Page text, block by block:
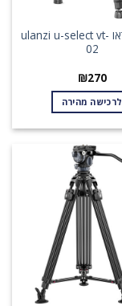
חצובת וידאו ulanzi u-select vt-
02
₪270
לרכישה מהירה